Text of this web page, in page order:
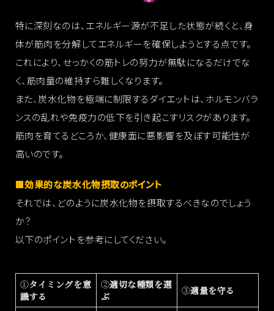
特に深刻なのは、エネルギー源が不足した状態が続くと、身
体が筋肉を分解してエネルギーを確保しようとする点です。
これにより、せっかくの筋トレの努力が無駄になるだけでな
く、筋肉量の維持すら難しくなります。
また、炭水化物を極端に制限するダイエットは、ホルモンバラ
ンスの乱れや免疫力の低下を引き起こすリスクがあります。
筋肉を育てるどころか、健康面に悪影響を及ぼす可能性が
高いのです。
■効果的な炭水化物摂取のポイント
それでは、どのように炭水化物を摂取するべきなのでしょう
か？
以下のポイントを参考にしてください。
①タイミングを意
識する
②適切な種類を選
ぶ
③適量を守る